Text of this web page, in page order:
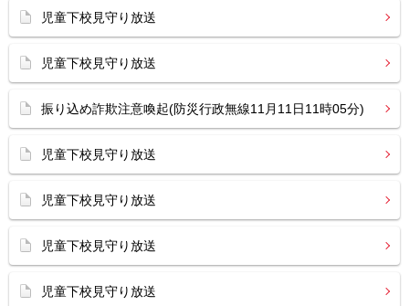
児童下校見守り放送
児童下校見守り放送
振り込め詐欺注意喚起(防災行政無線11月11日11時05分)
児童下校見守り放送
児童下校見守り放送
児童下校見守り放送
児童下校見守り放送